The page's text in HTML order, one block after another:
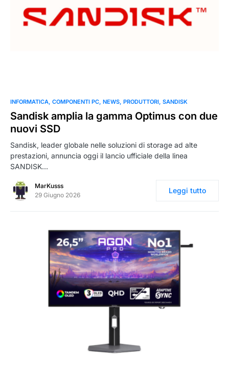
0
INFORMATICA COMPONENTI PC NEWS PRODUTTORI SANDISK
Sandisk amplia la gamma Optimus con due
nuovi SSD
Sandisk, leader globale nelle soluzioni di storage ad alte
prestazioni, annuncia oggi il lancio ufficiale della linea
SANDISK…
MarKusss
29 Giugno 2026
Leggi tutto